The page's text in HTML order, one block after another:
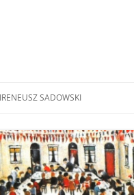
IRENEUSZ SADOWSKI